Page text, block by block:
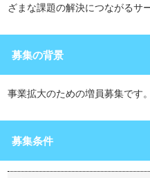
ざまな課題の解決につながるサ
募集の背景
事業拡大のための増員募集です。
募集条件